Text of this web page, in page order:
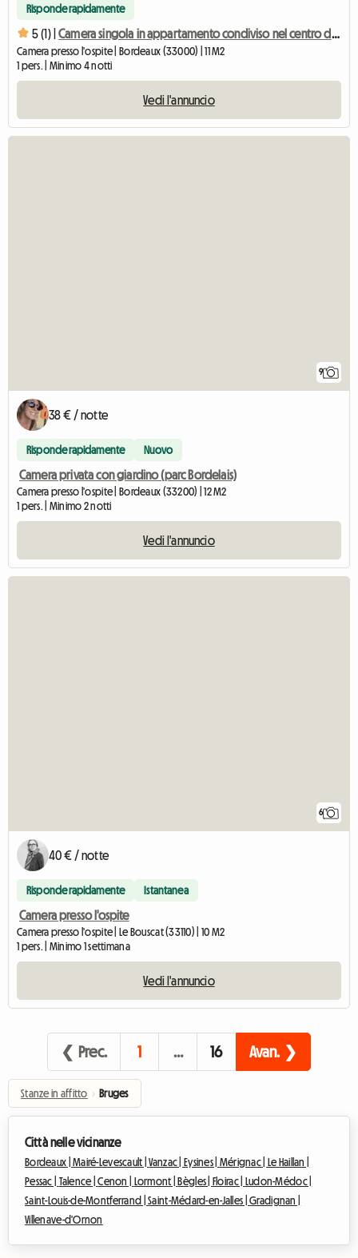
Risponde rapidamente
5 (1) | Camera singola in appartamento condiviso nel centro di Bordeaux con giardino e piscina
Camera presso l'ospite | Bordeaux (33000) | 11 M2
1 pers. | Minimo 4 notti
Vedi l'annuncio
9
38 € / notte
Risponde rapidamente Nuovo
Camera privata con giardino (parc Bordelais)
Camera presso l'ospite | Bordeaux (33200) | 12 M2
1 pers. | Minimo 2 notti
Vedi l'annuncio
6
40 € / notte
Risponde rapidamente Istantanea
Camera presso l'ospite
Camera presso l'ospite | Le Bouscat (33110) | 10 M2
1 pers. | Minimo 1 settimana
Vedi l'annuncio
❮ Prec. 1 … 16 Avan. ❯
Stanze in affitto › Bruges
Città nelle vicinanze
Bordeaux |Mairé-Levescault |Vanzac | Eysines | Mérignac |
Le Haillan |
Pessac | Talence |Cenon | Lormont | Bègles | Floirac |
Ludon-Médoc |
Saint-Louis-de-Montferrand |Saint-Médard-en-Jalles |Gradignan |
Villenave-d'Ornon